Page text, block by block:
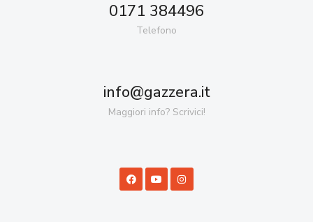
0171 384496
Telefono
info@gazzera.it
Maggiori info? Scrivici!